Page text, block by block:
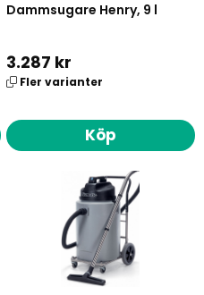
Dammsugare Henry, 9 l
3.287 kr
Fler varianter
Köp